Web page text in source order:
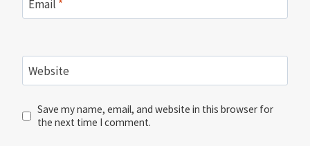
Email *
Website
Save my name, email, and website in this browser for
the next time I comment.